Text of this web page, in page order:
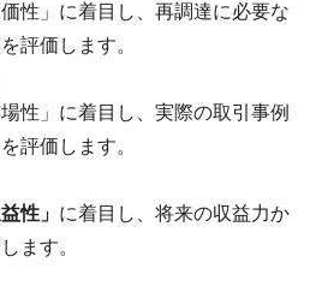
性」に着目し、再調達に必要な
評価します。
性」に着目し、実際の取引事例
評価します。
性」 に着目し、将来の収益力か
ます。